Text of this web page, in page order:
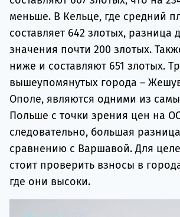
меньше. В Кельце, где средний
составляет 642 злотых, разница
значения почти 200 злотых.
ниже и составляют 651 злотых.
вышеупомянутых города –
Ополе, являются одними из
Польше с точки зрения цен на
следовательно, большая
сравнению с Варшавой. Для
стоит проверить взносы в
где они высоки.